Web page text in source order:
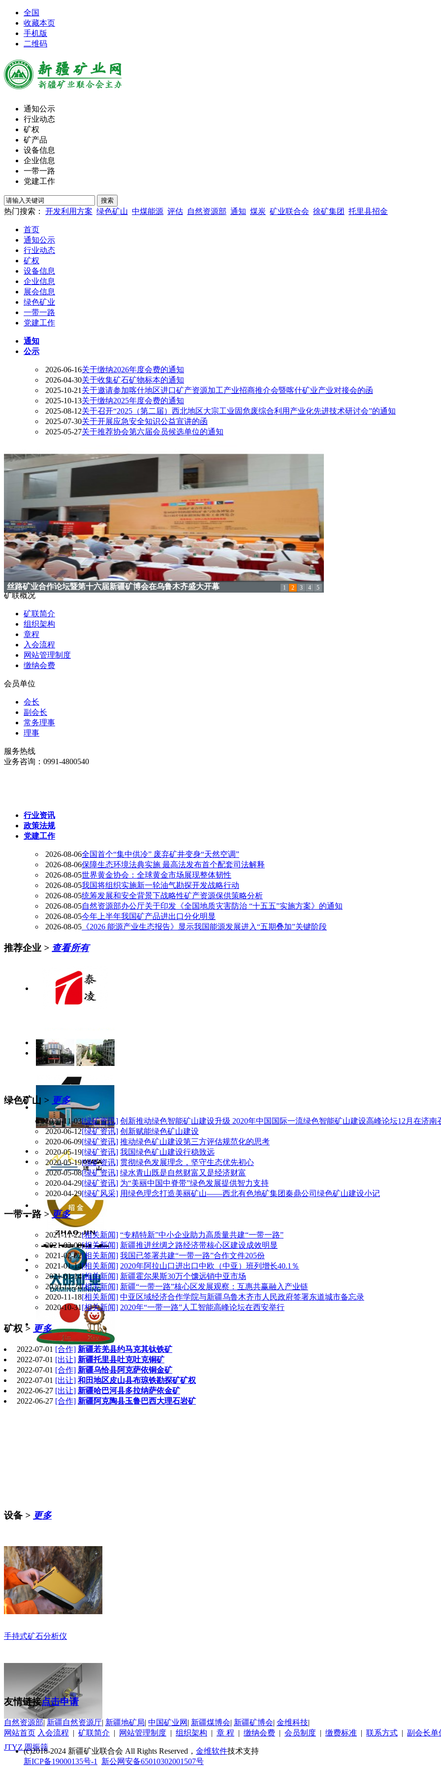
全国
收藏本页
手机版
二维码
通知公示
行业动态
矿权
矿产品
设备信息
企业信息
一带一路
党建工作
热门搜索： 开发利用方案 绿色矿山 中煤能源 评估 自然资源部 通知 煤炭 矿业联合会 徐矿集团 托里县招金
首页
通知公示
行业动态
矿权
设备信息
企业信息
展会信息
绿色矿业
一带一路
党建工作
通知
公示
2026-06-16关于缴纳2026年度会费的通知
2026-04-30关于收集矿石矿物标本的通知
2025-10-21 关于邀请参加喀什地区进口矿产资源加工产业招商推介会暨喀什矿业产业对接会的函
2025-10-13关于缴纳2025年度会费的通知
2025-08-12关于召开“2025（第二届）西北地区大宗工业固危废综合利用产业化先进技术研讨会”的通知
2025-07-30关于开展应急安全知识公益宣讲的函
2025-05-27关于推荐协会第六届会员候选单位的通知
丝路矿业合作论坛暨第十六届新疆矿博会在乌鲁木齐盛大开幕 1 2 3 4 5
矿联概况
矿联简介
组织架构
章程
入会流程
网站管理制度
缴纳会费
会员单位
会长
副会长
常务理事
理事
服务热线
业务咨询：0991-4800540
行业资讯
政策法规
党建工作
2026-08-06全国首个“集中供冷” 废弃矿井变身“天然空调”
2026-08-06保障生态环境法典实施 最高法发布首个配套司法解释
2026-08-05世界黄金协会：全球黄金市场展现整体韧性
2026-08-05我国将组织实施新一轮油气勘探开发战略行动
2026-08-05统筹发展和安全背景下战略性矿产资源保供策略分析
2026-08-05自然资源部办公厅关于印发《全国地质灾害防治 “十五五”实施方案》的通知
2026-08-05今年上半年我国矿产品进出口分化明显
2026-08-05 《2026 能源产业生态报告》显示我国能源发展进入“五期叠加”关键阶段
推荐企业 > 查看所有
绿色矿山 > 更多
2020-11-03[绿矿资讯] 创新推动绿色智能矿山建设升级 2020年中国国际一流绿色智能矿山建设高峰论坛12月在济南
2020-06-12[绿矿资讯] 创新赋能绿色矿山建设
2020-06-09[绿矿资讯] 推动绿色矿山建设第三方评估规范化的思考
2020-05-19[绿矿资讯] 我国绿色矿山建设行稳致远
2020-05-19[绿矿资讯] 贯彻绿色发展理念，坚守生态优先初心
2020-05-08[绿矿资讯] 绿水青山既是自然财富又是经济财富
2020-04-29[绿矿资讯] 为“美丽中国中脊带”绿色发展提供智力支持
2020-04-29[绿矿风采] 用绿色理念打造美丽矿山——西北有色地矿集团秦鼎公司绿色矿山建设小记
一带一路 >更多
2021-11-22[相关新闻] “专精特新”中小企业助力高质量共建“一带一路”
2021-03-09[相关新闻] 新疆推进丝绸之路经济带核心区建设成效明显
2021-02-02[相关新闻] 我国已签署共建“一带一路”合作文件205份
2021-01-14[相关新闻] 2020年阿拉山口进出口中欧（中亚）班列增长40.1％
2021-01-14[相关新闻] 新疆霍尔果斯30万个馕远销中亚市场
2020-11-24[相关新闻] 新疆“一带一路”核心区发展观察：互惠共赢融入产业链
2020-11-18[相关新闻] 中亚区域经济合作学院与新疆乌鲁木齐市人民政府签署东道城市备忘录
2020-10-31 [相关新闻] 2020年“一带一路”人工智能高峰论坛在西安举行
矿权 > 更多
2022-07-01 [合作] 新疆若羌县约马克其钛铁矿
2022-07-01 [出让] 新疆托里县吐克吐克铜矿
2022-07-01 [合作] 新疆乌恰县阿克萨依铜金矿
2022-07-01 [出让] 和田地区皮山县布琼铁勘探矿矿权
2022-06-27 [出让] 新疆哈巴河县多拉纳萨依金矿
2022-06-27 [合作] 新疆阿克陶县玉鲁巴西大理石岩矿
设备 > 更多
手持式矿石分析仪
JTYZ 圆振筛
友情链接点击申请
自然资源部| 新疆自然资源厅| 新疆地矿局| 中国矿业网 | 新疆煤博会| 新疆矿博会| 金维科技|
网站首页 入会流程 | 矿联简介 | 网站管理制度 | 组织架构 | 章 程 | 缴纳会费 | 会员制度 | 缴费标准 | 联系方式 | 副会长单
(c)2018-2024 新疆矿业联合会 All Rights Reserved， 金维软件技术支持
新ICP备19000135号-1
新公网安备65010302001507号